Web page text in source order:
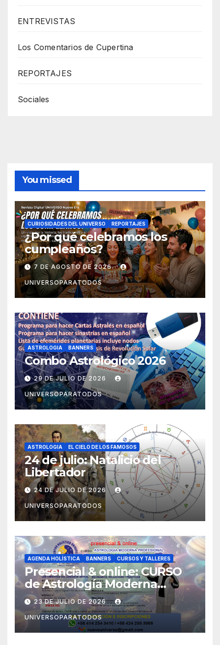
ENTREVISTAS
Los Comentarios de Cupertina
REPORTAJES
Sociales
You missed
CURIOSIDADES DEL UNIVERSO REPORTAJES
¿Por qué celebramos los
cumpleaños?
7 DE AGOSTO DE 2026
UNIVERSOPARATODOS
ASTROLOGIA BANNERS
Combo Astrológico 2026
29 DE JULIO DE 2026
UNIVERSOPARATODOS
ASTROLOGIA EL CIELO DE LOS FAMOSOS
24 de julio: Natalicio del
Libertador
24 DE JULIO DE 2026
UNIVERSOPARATODOS
AGENDA HOLÍSTICA BANNERS CURSOS Y TALLERES
Presencial & online: CURSO
de Astrología Moderna
Profesional (Orientado a la
Psicoastrología)
23 DE JULIO DE 2026
UNIVERSOPARATODOS